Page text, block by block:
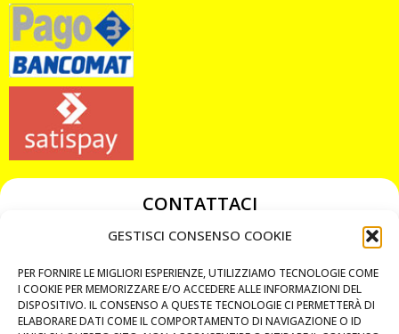
GESTISCI CONSENSO COOKIE
PER FORNIRE LE MIGLIORI ESPERIENZE, UTILIZZIAMO TECNOLOGIE COME
I COOKIE PER MEMORIZZARE E/O ACCEDERE ALLE INFORMAZIONI DEL
DISPOSITIVO. IL CONSENSO A QUESTE TECNOLOGIE CI PERMETTERÀ DI
ELABORARE DATI COME IL COMPORTAMENTO DI NAVIGAZIONE O ID
CONTATTACI
349 3863811
chiavicodificate@gmail.com